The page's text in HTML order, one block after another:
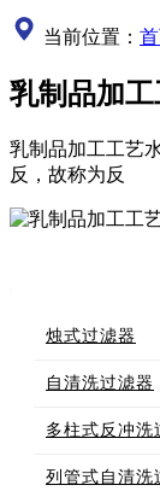
当前位置：
乳制品加
乳制品加工工艺
反，故称为反
烛式过滤器
自清洗过滤器
多柱式反冲洗
列管式自清洗